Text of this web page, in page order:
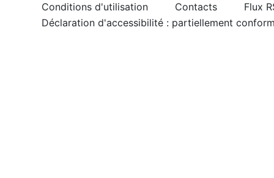
Conditions d'utilisation Contacts
Flux
Déclaration d'accessibilité : partiellement